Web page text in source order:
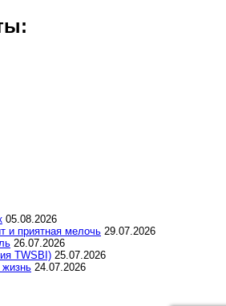
05.08.2026
и приятная мелочь 29.07.2026
26.07.2026
TWSBI) 25.07.2026
жизнь 24.07.2026